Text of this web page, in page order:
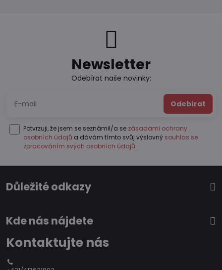
Newsletter
Odebírat naše novinky:
Odebírat
Potvrzuji, že jsem se seznámil/a se zásadami ochrany
osobních údajů a dávám tímto svůj výslovný souhlas se
zpracováním svých osobních údajů.
Důležité odkazy
Kde nás nájdete
Kontaktujte nás